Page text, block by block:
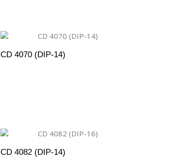
CD 4070 (DIP-14)
CD 4082 (DIP-14)